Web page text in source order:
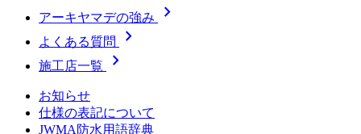
アーキヤマデの強み chevron_right
よくある質問 chevron_right
施工店一覧 chevron_right
お知らせ
仕様の表記について
JWMA防水用語辞典